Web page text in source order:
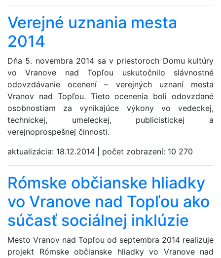
Verejné uznania mesta
2014
Dňa 5. novembra 2014 sa v priestoroch Domu kultúry
vo Vranove nad Topľou uskutočnilo slávnostné
odovzdávanie ocenení – verejných uznaní mesta
Vranov nad Topľou. Tieto ocenenia boli odovzdané
osobnostiam za vynikajúce výkony vo vedeckej,
technickej, umeleckej, publicistickej a
verejnoprospešnej činnosti.
aktualizácia: 18.12.2014 počet zobrazení: 10 270
Rómske občianske hliadky
vo Vranove nad Topľou ako
súčasť sociálnej inklúzie
Mesto Vranov nad Topľou od septembra 2014 realizuje
projekt Rómske občianske hliadky vo Vranove nad